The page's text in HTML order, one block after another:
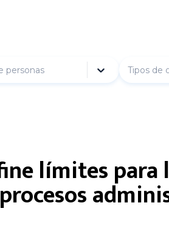
personas Tipos de
límites